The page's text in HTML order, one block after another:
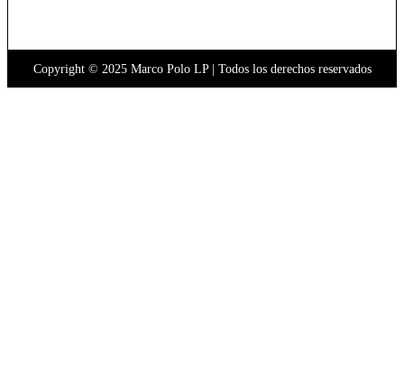
Copyright © 2025 Marco Polo LP | Todos los derechos reservados